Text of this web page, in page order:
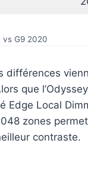
vs G9 2020
différences
que
Edge Local
zones
contraste.